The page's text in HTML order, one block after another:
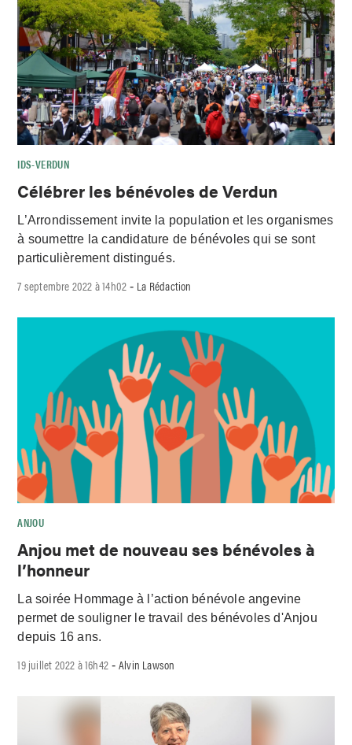
IDS-VERDUN
Célébrer les bénévoles de Verdun
L’Arrondissement invite la population et les organismes
à soumettre la candidature de bénévoles qui se sont
particulièrement distingués.
7 septembre 2022 à 14h02 - La Rédaction
ANJOU
Anjou met de nouveau ses bénévoles à
l’honneur
La soirée Hommage à l’action bénévole angevine
permet de souligner le travail des bénévoles d'Anjou
depuis 16 ans.
19 juillet 2022 à 16h42 -Alvin Lawson